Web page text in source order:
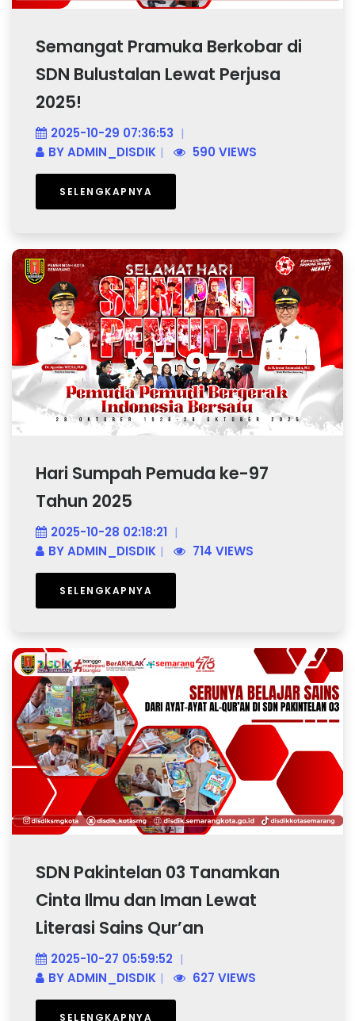
Semangat Pramuka Berkobar di
SDN Bulustalan Lewat Perjusa
2025!
2025-10-29 07:36:53
BYADMIN_DISDIK 590 VIEWS
SELENGKAPNYA
Hari Sumpah Pemuda ke-97
Tahun 2025
2025-10-28 02:18:21
BYADMIN_DISDIK 714 VIEWS
SELENGKAPNYA
SDN Pakintelan 03 Tanamkan
Cinta Ilmu dan Iman Lewat
Literasi Sains Qur’an
2025-10-27 05:59:52
BYADMIN_DISDIK 627 VIEWS
SELENGKAPNYA